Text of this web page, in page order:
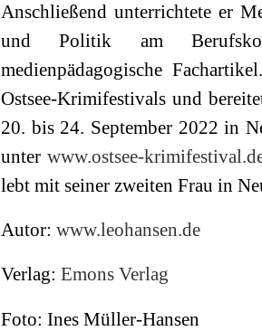
Anschließend unterrichtete er
und Politik am
medienpädagogische
Ostsee-Krimifestivals und
20. bis 24. September 2022 in
unterwww.ostsee-
lebt mit seiner zweiten Frau in
Autor: www.leohansen.de
Verlag: Emons Verlag
Foto: Ines Müller-Hansen